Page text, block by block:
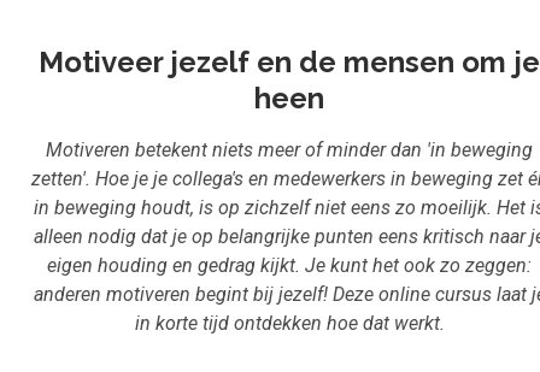
Aanmelden
Motiveer jezelf en de mensen om je
heen
Motiveren betekent niets meer of minder dan 'in beweging
zetten'. Hoe je je collega's en medewerkers in beweging zet
in beweging houdt, is op zichzelf niet eens zo moeilijk. Het
alleen nodig dat je op belangrijke punten eens kritisch naar
eigen houding en gedrag kijkt. Je kunt het ook zo zeggen:
anderen motiveren begint bij jezelf! Deze online cursus laat
in korte tijd ontdekken hoe dat werkt.